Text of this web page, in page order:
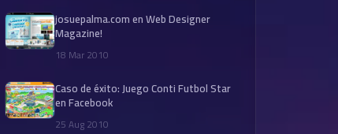
josuepalma.com en Web Designer
Magazine!
18 Mar 2010
Caso de éxito: Juego Conti Futbol Star
en Facebook
25 Aug 2010